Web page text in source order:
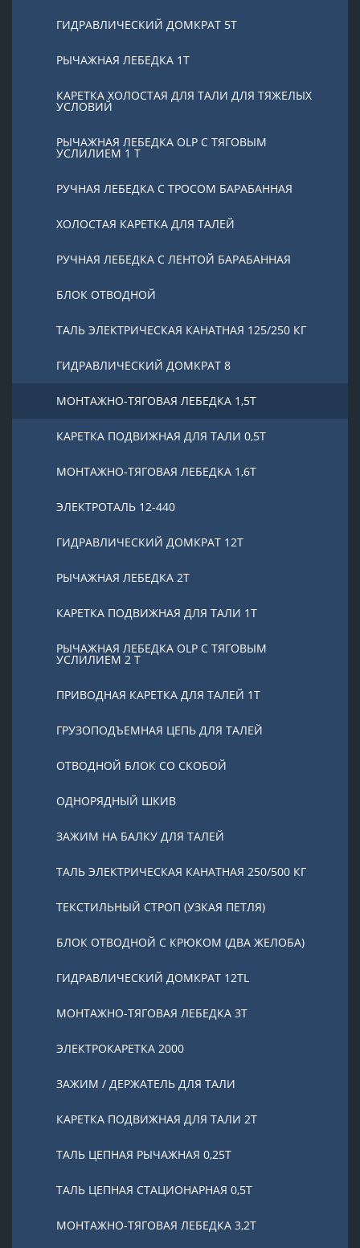
ГИДРАВЛИЧЕСКИЙ ДОМКРАТ 5T
РЫЧАЖНАЯ ЛЕБЕДКА 1Т
КАРЕТКА ХОЛОСТАЯ ДЛЯ ТАЛИ ДЛЯ ТЯЖЕЛЫХ
УСЛОВИЙ
РЫЧАЖНАЯ ЛЕБЕДКА OLP С ТЯГОВЫМ
УСЛИЛИЕМ 1 Т
РУЧНАЯ ЛЕБЕДКА С ТРОСОМ БАРАБАННАЯ
ХОЛОСТАЯ КАРЕТКА ДЛЯ ТАЛЕЙ
РУЧНАЯ ЛЕБЕДКА С ЛЕНТОЙ БАРАБАННАЯ
БЛОК ОТВОДНОЙ
ТАЛЬ ЭЛЕКТРИЧЕСКАЯ КАНАТНАЯ 125/250 КГ
ГИДРАВЛИЧЕСКИЙ ДОМКРАТ 8
МОНТАЖНО-ТЯГОВАЯ ЛЕБЕДКА 1,5Т
КАРЕТКА ПОДВИЖНАЯ ДЛЯ ТАЛИ 0,5Т
МОНТАЖНО-ТЯГОВАЯ ЛЕБЕДКА 1,6Т
ЭЛЕКТРОТАЛЬ 12-440
ГИДРАВЛИЧЕСКИЙ ДОМКРАТ 12Т
РЫЧАЖНАЯ ЛЕБЕДКА 2Т
КАРЕТКА ПОДВИЖНАЯ ДЛЯ ТАЛИ 1Т
РЫЧАЖНАЯ ЛЕБЕДКА OLP С ТЯГОВЫМ
УСЛИЛИЕМ 2 Т
ПРИВОДНАЯ КАРЕТКА ДЛЯ ТАЛЕЙ 1Т
ГРУЗОПОДЪЕМНАЯ ЦЕПЬ ДЛЯ ТАЛЕЙ
ОТВОДНОЙ БЛОК СО СКОБОЙ
ОДНОРЯДНЫЙ ШКИВ
ЗАЖИМ НА БАЛКУ ДЛЯ ТАЛЕЙ
ТАЛЬ ЭЛЕКТРИЧЕСКАЯ КАНАТНАЯ 250/500 КГ
ТЕКСТИЛЬНЫЙ СТРОП (УЗКАЯ ПЕТЛЯ)
БЛОК ОТВОДНОЙ С КРЮКОМ (ДВА ЖЕЛОБА)
ГИДРАВЛИЧЕСКИЙ ДОМКРАТ 12TL
МОНТАЖНО-ТЯГОВАЯ ЛЕБЕДКА 3Т
ЭЛЕКТРОКАРЕТКА 2000
ЗАЖИМ / ДЕРЖАТЕЛЬ ДЛЯ ТАЛИ
КАРЕТКА ПОДВИЖНАЯ ДЛЯ ТАЛИ 2Т
ТАЛЬ ЦЕПНАЯ РЫЧАЖНАЯ 0,25Т
ТАЛЬ ЦЕПНАЯ СТАЦИОНАРНАЯ 0,5Т
МОНТАЖНО-ТЯГОВАЯ ЛЕБЕДКА 3,2Т